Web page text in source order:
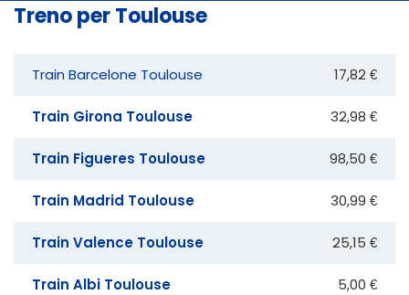
Treno per Toulouse
Train Barcelone Toulouse 17,82 €
Train Girona Toulouse 32,98 €
Train Figueres Toulouse 98,50 €
Train Madrid Toulouse 30,99 €
Train Valence Toulouse 25,15 €
Train Albi Toulouse 5,00 €